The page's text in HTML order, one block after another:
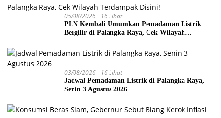
05/08/2026 16 Lihat
PLN Kembali Umumkan Pemadaman Listrik
Bergilir di Palangka Raya, Cek Wilayah
03/08/2026 16 Lihat
Jadwal Pemadaman Listrik di Palangka Raya,
Senin 3 Agustus 2026